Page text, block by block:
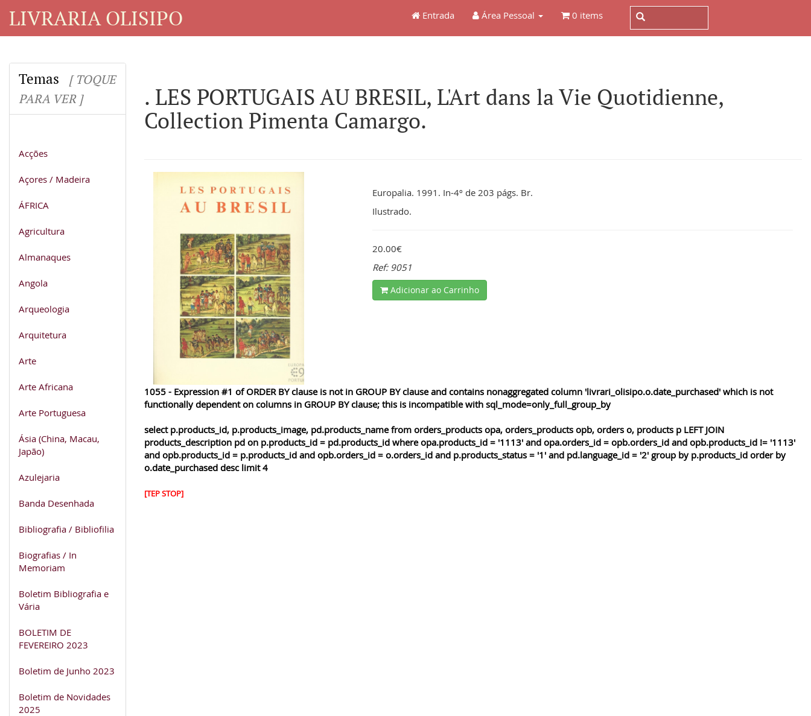
LIVRARIA OLISIPO Entrada Área Pessoal 0 items
Temas
[ TOQUE
PARA VER ]
Acções
Açores / Madeira
ÁFRICA
Agricultura
Almanaques
Angola
Arqueologia
Arquitetura
Arte
Arte Africana
Arte Portuguesa
Ásia (China, Macau,
Japão)
Azulejaria
Banda Desenhada
Bibliografia / Bibliofilia
Biografias / In
Memoriam
Boletim Bibliografia e
Vária
BOLETIM DE
FEVEREIRO 2023
Boletim de Junho 2023
Boletim de Novidades
2025
. LES PORTUGAIS AU BRESIL, L'Art dans la Vie Quotidienne,
Collection Pimenta Camargo.
Europalia. 1991. In-4º de 203 págs. Br.
Ilustrado.
20.00€
Ref: 9051
Adicionar ao Carrinho
1055 - Expression #1 of ORDER BY clause is not in GROUP BY clause and contains nonaggregated column 'livrari_olisipo.o.date_purchased' which is not
functionally dependent on columns in GROUP BY clause; this is incompatible with sql_mode=only_full_group_by
select p.products_id, p.products_image, pd.products_name from orders_products opa, orders_products opb, orders o, products p LEFT JOIN
products_description pd on p.products_id = pd.products_id where opa.products_id = '1113' and opa.orders_id = opb.orders_id and opb.products_id != '1113'
and opb.products_id = p.products_id and opb.orders_id = o.orders_id and p.products_status = '1' and pd.language_id = '2' group by p.products_id order by
o.date_purchased desc limit 4
[TEP STOP]